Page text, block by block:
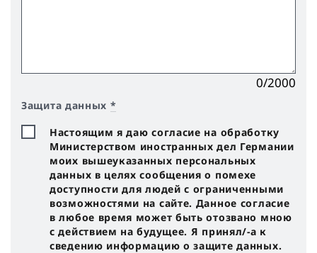
0/2000
Защита данных *
Настоящим я даю согласие на обработку
Министерством иностранных дел Германии
моих вышеуказанных персональных
данных в целях сообщения о помехе
доступности для людей с ограниченными
возможностями на сайте. Данное согласие
в любое время может быть отозвано мною
с действием на будущее. Я принял/-a к
сведению информацию о защите данных.